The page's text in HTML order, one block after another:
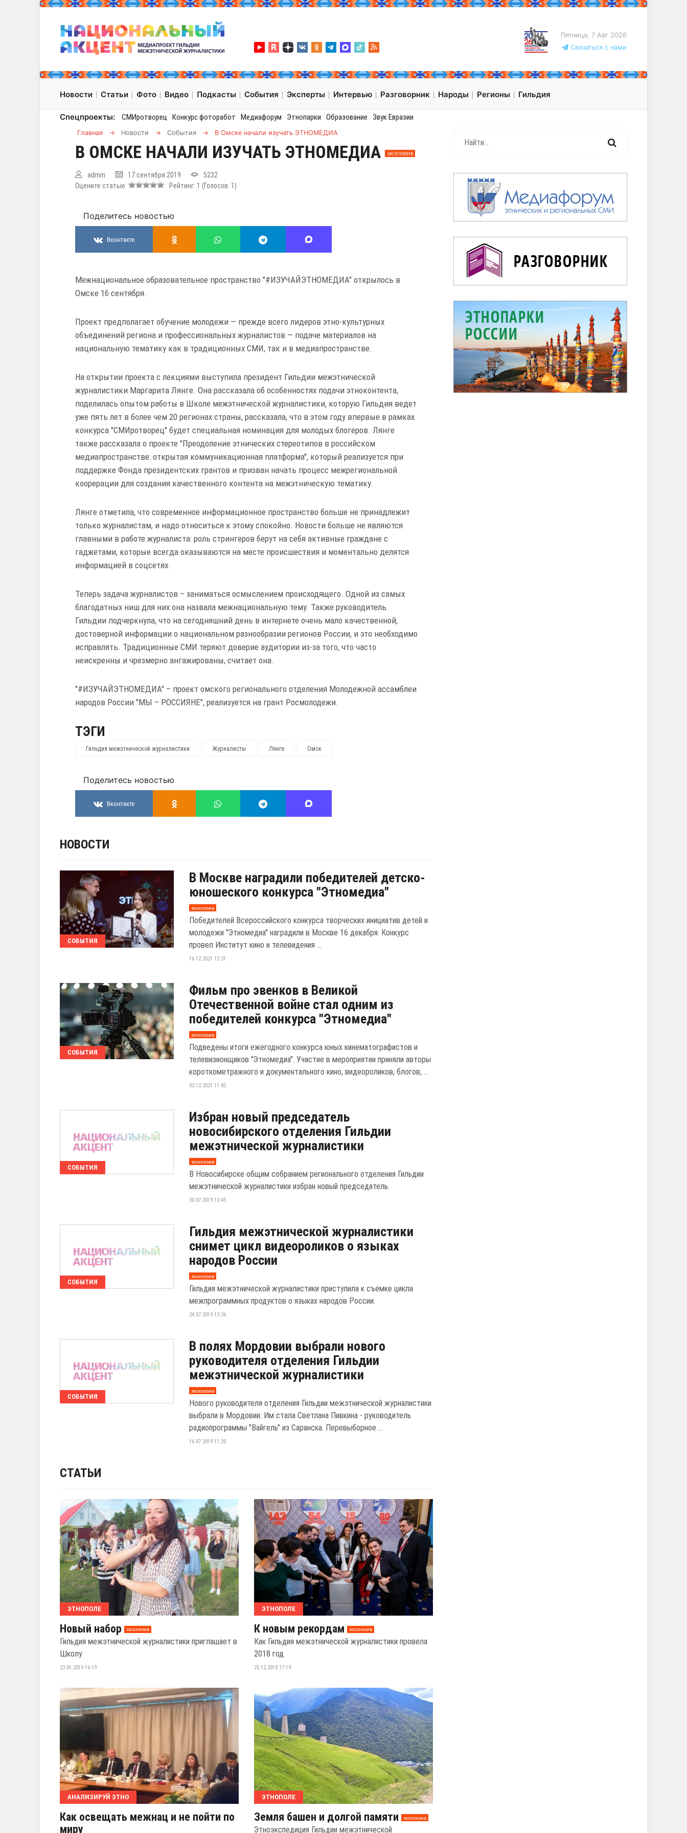
Пятница, 7 Авг 2026
Связаться с нами
Новости Статьи Фото Видео Подкасты События Эксперты Интервью Разговорник Народы Регионы Гильдия
Спецпроекты: СМИротворец Конкурс фоторабот Медиафорум Этнопарки Образование Звук Евразии
Главная → Новости → События → В Омске начали изучать ЭТНОМЕДИА
В ОМСКЕ НАЧАЛИ ИЗУЧАТЬ ЭТНОМЕДИА ЭКСКЛЮЗИВ
admin 17 сентября 2019
5232
Оцените статью
Рейтинг: 1 (Голосов: 1 )
Поделитесь новостью
Вконтакте
Межнациональное образовательное пространство "#ИЗУЧАЙЭТНОМЕДИА" открылось в
Омске 16 сентября.
Проект предполагает обучение молодежи — прежде всего лидеров этно-культурных
объединений региона и профессиональных журналистов — подаче материалов на
национальную тематику как в традиционных СМИ, так и в медиапространстве.
На открытии проекта с лекциями выступила президент Гильдии межэтнической
журналистики Маргарита Лянге. Она рассказала об особенностях подачи этноконтента,
поделилась опытом работы в Школе межэтнической журналистики, которую Гильдия ведет
уже пять лет в более чем 20 регионах страны, рассказала, что в этом году впервые в рамках
конкурса "СМИротворец" будет специальная номинация для молодых блогеров. Лянге
также рассказала о проекте "Преодоление этнических стереотипов в российском
медиапространстве: открытая коммуникационная платформа", который реализуется при
поддержке Фонда президентских грантов и призван начать процесс межрегиональной
коорерации для создания качественного контента на межэтническую тематику.
Лянге отметила, что современное информационное пространство больше не принадлежит
только журналистам, и надо относиться к этому спокойно. Новости больше не являются
главными в работе журналиста: роль стрингеров берут на себя активные граждане с
гаджетами, которые всегда оказываются на месте происшествия и моментально делятся
информацией в соцсетях.
Теперь задача журналистов – заниматься осмыслением происходящего. Одной из самых
благодатных ниш для них она назвала межнациональную тему. Также руководитель
Гильдии подчеркнула, что на сегодняшний день в интернете очень мало качественной,
достоверной информации о национальном разнообразии регионов России, и это необходимо
исправлять. Традиционные СМИ теряют доверие аудитории из-за того, что часто
неискренны и чрезмерно ангажированы, считает она.
"#ИЗУЧАЙЭТНОМЕДИА" – проект омского регионального отделения Молодежной ассамблеи
народов России "МЫ – РОССИЯНЕ", реализуется на грант Росмолодежи.
ТЭГИ
Гильдия межэтнической журналистики Журналисты Лянге Омск
Поделитесь новостью
Вконтакте
НОВОСТИ
СОБЫТИЯ
В Москве наградили победителей детско-
юношеского конкурса "Этномедиа"
эксклюзив
Победителей Всероссийского конкурса творческих инициатив детей и
молодежи "Этномедиа" наградили в Москве 16 декабря. Конкурс
провел Институт кино и телевидения ...
16.12.2021 12:31
СОБЫТИЯ
Фильм про эвенков в Великой
Отечественной войне стал одним из
победителей конкурса "Этномедиа"
эксклюзив
Подведены итоги ежегодного конкурса юных кинематографистов и
телевизионщиков "Этномедиа". Участие в мероприятии приняли авторы
короткометражного и документального кино, видеороликов, блогов, ...
02.12.2021 11:05
СОБЫТИЯ
Избран новый председатель
новосибирского отделения Гильдии
межэтнической журналистики
эксклюзив
В Новосибирске общим собранием регионального отделения Гильдии
межэтнической журналистики избран новый председатель.
30.07.2019 13:45
СОБЫТИЯ
Гильдия межэтнической журналистики
снимет цикл видеороликов о языках
народов России
эксклюзив
Гильдия межэтнической журналистики приступила к съемке цикла
межпрограммных продуктов о языках народов России.
24.07.2019 13:36
СОБЫТИЯ
В полях Мордовии выбрали нового
руководителя отделения Гильдии
межэтнической журналистики
эксклюзив
Нового руководителя отделения Гильдии межэтнической журналистики
выбрали в Мордовии. Им стала Светлана Пивкина - руководитель
радиопрограммы "Вайгель" из Саранска. Перевыборное ...
16.07.2019 11:20
СТАТЬИ
ЭТНОПОЛЕ
Новый набор эксклюзив
Гильдия межэтнической журналистики приглашает в
Школу
23.01.2019 16:19
ЭТНОПОЛЕ
К новым рекордам эксклюзив
Как Гильдия межэтнической журналистики провела
2018 год
25.12.2018 17:19
АНАЛИЗИРУЙ ЭТНО
Как освещать межнац и не пойти по
миру
ЭТНОПОЛЕ
Земля башен и долгой памяти эксклюзив
Этноэкспедиция Гильдии межэтнической